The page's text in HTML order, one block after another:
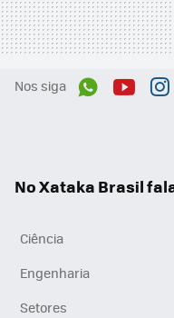
Nos siga
No Xataka Brasil
Ciência
Engenharia
Setores